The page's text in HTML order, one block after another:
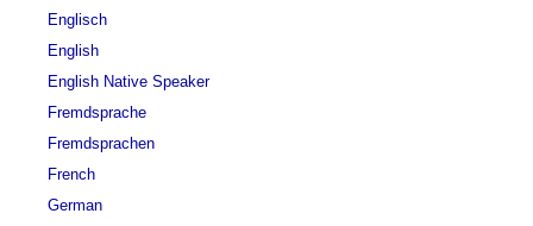
Lehrstellen
Lehrstellen
inserieren
Englisch
English
English Native Speaker
Fremdsprache
Fremdsprachen
French
German